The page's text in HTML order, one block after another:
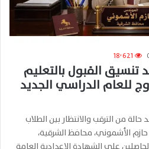
18٬621
القبول بالتعليم
للعام الدراسي الجديد
من الترقب والانتظار بين الطلاب
الأشموني، محافظ الشرقية،